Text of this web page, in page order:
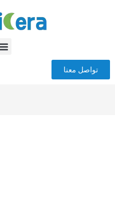
تواصل معنا